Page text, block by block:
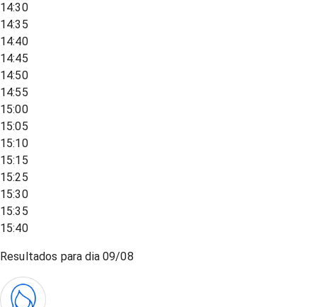
14:30
14:35
14:40
14:45
14:50
14:55
15:00
15:05
15:10
15:15
15:25
15:30
15:35
15:40
Resultados para dia09/08